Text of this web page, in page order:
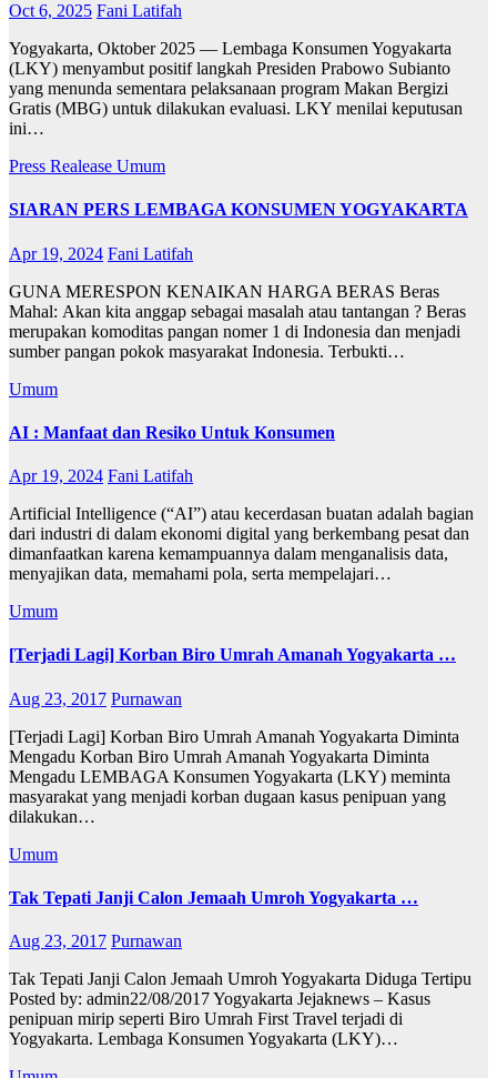
Oct 6, 2025 Fani Latifah
Yogyakarta, Oktober 2025 — Lembaga Konsumen Yogyakarta
(LKY) menyambut positif langkah Presiden Prabowo Subianto
yang menunda sementara pelaksanaan program Makan Bergizi
Gratis (MBG) untuk dilakukan evaluasi. LKY menilai keputusan
ini…
Press Realease Umum
SIARAN PERS LEMBAGA KONSUMEN YOGYAKARTA
Apr 19, 2024 Fani Latifah
GUNA MERESPON KENAIKAN HARGA BERAS Beras
Mahal: Akan kita anggap sebagai masalah atau tantangan ? Beras
merupakan komoditas pangan nomer 1 di Indonesia dan menjadi
sumber pangan pokok masyarakat Indonesia. Terbukti…
Umum
AI : Manfaat dan Resiko Untuk Konsumen
Apr 19, 2024 Fani Latifah
Artificial Intelligence (“AI”) atau kecerdasan buatan adalah bagian
dari industri di dalam ekonomi digital yang berkembang pesat dan
dimanfaatkan karena kemampuannya dalam menganalisis data,
menyajikan data, memahami pola, serta mempelajari…
Umum
[Terjadi Lagi] Korban Biro Umrah Amanah Yogyakarta …
Aug 23, 2017 Purnawan
[Terjadi Lagi] Korban Biro Umrah Amanah Yogyakarta Diminta
Mengadu Korban Biro Umrah Amanah Yogyakarta Diminta
Mengadu LEMBAGA Konsumen Yogyakarta (LKY) meminta
masyarakat yang menjadi korban dugaan kasus penipuan yang
dilakukan…
Umum
Tak Tepati Janji Calon Jemaah Umroh Yogyakarta …
Aug 23, 2017 Purnawan
Tak Tepati Janji Calon Jemaah Umroh Yogyakarta Diduga Tertipu
Posted by: admin22/08/2017 Yogyakarta Jejaknews – Kasus
penipuan mirip seperti Biro Umrah First Travel terjadi di
Yogyakarta. Lembaga Konsumen Yogyakarta (LKY)…